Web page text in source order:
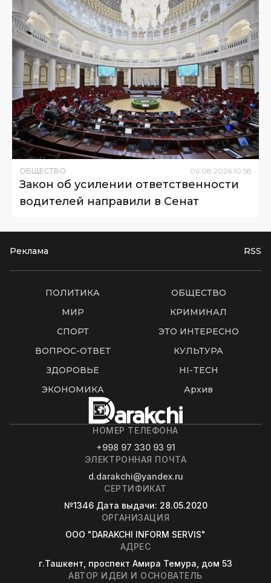
ОБЩЕСТВО 06 08 2026 10:58
Закон об усилении ответственности
водителей направили в Сенат
Реклама RSS
ПОЛИТИКА
ОБЩЕСТВО
МИР
КРИМИНАЛ
СПОРТ
ЭТО ИНТЕРЕСНО
ВОПРОС-ОТВЕТ
КУЛЬТУРА
ЗДОРОВЬЕ
HI-TECH
ЭКОНОМИКА
Архив
НОМЕР ТЕЛЕФОНА
+998 97 330 93 91
ЭЛЕКТРОННАЯ ПОЧТА
d.darakchi@yandex.ru
СЕРТИФИКАТ
№1346 Дата выдачи: 28.05.2020
ОРГАНИЗАЦИЯ
OOO "DARAKCHI INFORM SERVIS"
АДРЕС
г.Ташкент, проспект Амира Темура, дом 53
АВТОР ИДЕИ И ОСНОВАТЕЛЬ